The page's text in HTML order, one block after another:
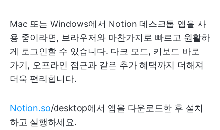
Mac 또는 Windows에서 Notion 데스크톱 앱을 사
용 중이라면, 브라우저와 마찬가지로 빠르고 원활하
게 로그인할 수 있습니다. 다크 모드, 키보드 바로
가기, 오프라인 접근과 같은 추가 혜택까지 더해져
더욱 편리합니다.
Notion.so/desktop에서 앱을 다운로드한 후 설치
하고 실행하세요.